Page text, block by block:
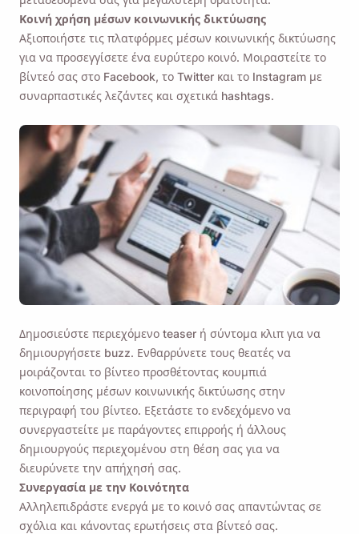
Κοινή χρήση μέσων κοινωνικής δικτύωσης
Αξιοποιήστε τις πλατφόρμες μέσων κοινωνικής δικτύωσης
για να προσεγγίσετε ένα ευρύτερο κοινό. Μοιραστείτε το
βίντεό σας στο Facebook, το Twitter και το Instagram με
συναρπαστικές λεζάντες και σχετικά hashtags.
Δημοσιεύστε περιεχόμενο teaser ή σύντομα κλιπ για να
δημιουργήσετε buzz. Ενθαρρύνετε τους θεατές να
μοιράζονται το βίντεο προσθέτοντας κουμπιά
κοινοποίησης μέσων κοινωνικής δικτύωσης στην
περιγραφή του βίντεο. Εξετάστε το ενδεχόμενο να
συνεργαστείτε με παράγοντες επιρροής ή άλλους
δημιουργούς περιεχομένου στη θέση σας για να
διευρύνετε την απήχησή σας.
Συνεργασία με την Κοινότητα
Αλληλεπιδράστε ενεργά με το κοινό σας απαντώντας σε
σχόλια και κάνοντας ερωτήσεις στα βίντεό σας.